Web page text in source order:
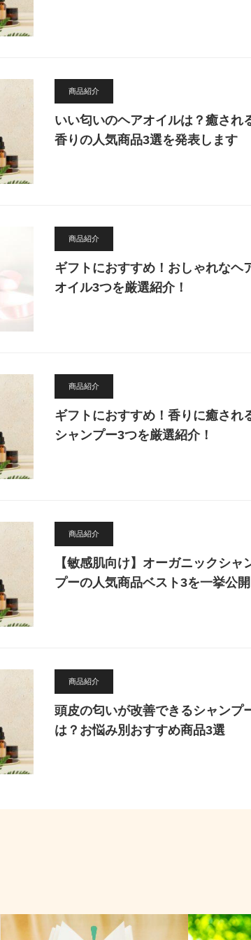
商品紹介
いい匂いのヘアオイルは？癒され
香りの人気商品3選を発表します
商品紹介
ギフトにおすすめ！おしゃれなヘ
オイル3つを厳選紹介！
商品紹介
ギフトにおすすめ！香りに癒され
シャンプー3つを厳選紹介！
商品紹介
【敏感肌向け】オーガニックシャ
プーの人気商品ベスト3を一挙公開
商品紹介
頭皮の匂いが改善できるシャンプ
は？お悩み別おすすめ商品3選